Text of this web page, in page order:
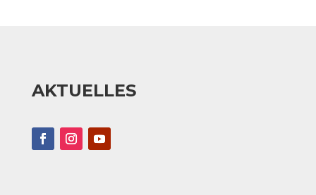
AKTUELLES